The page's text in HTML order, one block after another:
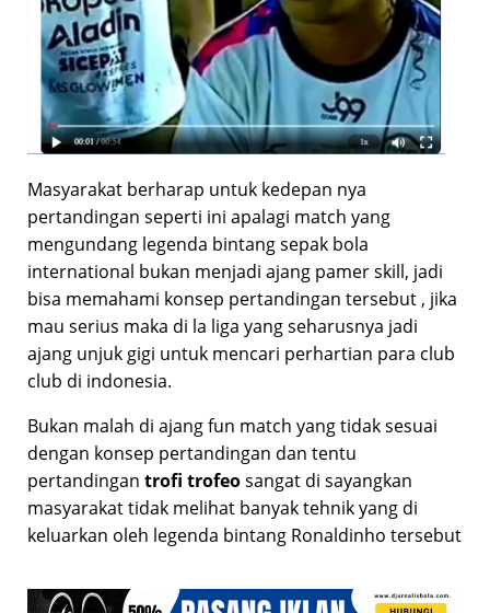
Masyarakat berharap untuk kedepan nya
pertandingan seperti ini apalagi match yang
mengundang legenda bintang sepak bola
international bukan menjadi ajang pamer skill, jadi
bisa memahami konsep pertandingan tersebut , jika
mau serius maka di la liga yang seharusnya jadi
ajang unjuk gigi untuk mencari perhartian para club
club di indonesia.
Bukan malah di ajang fun match yang tidak sesuai
dengan konsep pertandingan dan tentu
pertandingan trofi trofeosangat di sayangkan
masyarakat tidak melihat banyak tehnik yang di
keluarkan oleh legenda bintang Ronaldinho tersebut